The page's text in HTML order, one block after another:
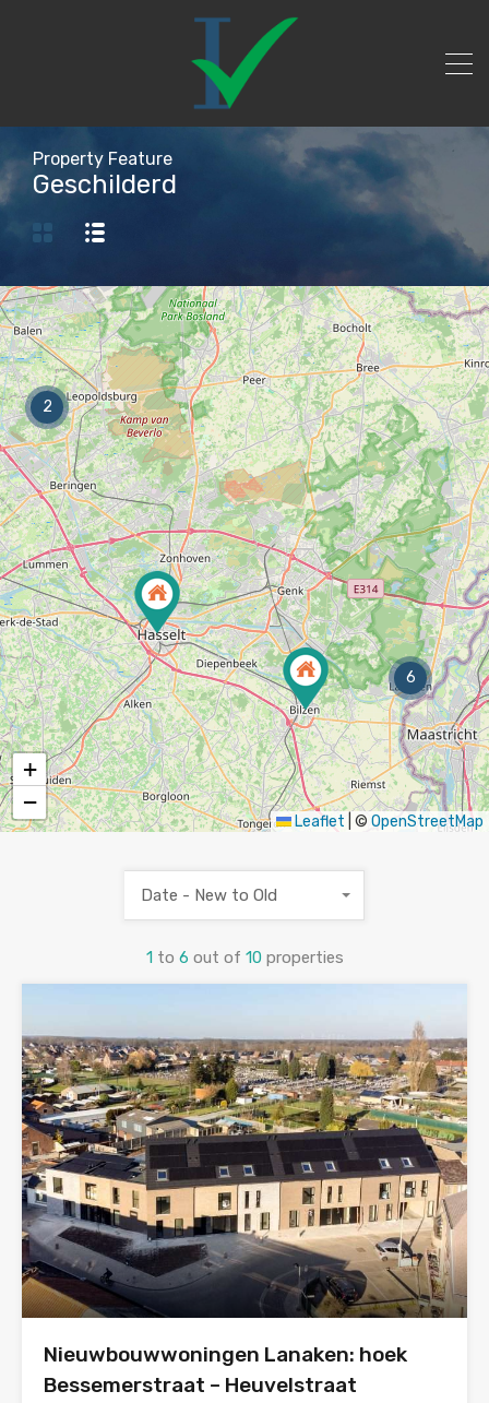
Property Feature
Geschilderd
2
6
+
−
Leaflet © OpenStreetMap
1 to 6 out of 10 properties
Date - New to Old
Nieuwbouwwoningen Lanaken: hoek
Bessemerstraat – Heuvelstraat